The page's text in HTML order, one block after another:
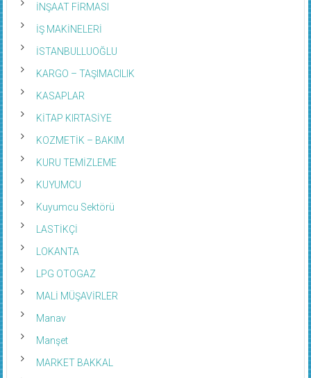
İNŞAAT FİRMASI
İŞ MAKİNELERİ
İSTANBULLUOĞLU
KARGO – TAŞIMACILIK
KASAPLAR
KİTAP KIRTASİYE
KOZMETİK – BAKIM
KURU TEMİZLEME
KUYUMCU
Kuyumcu Sektörü
LASTİKÇİ
LOKANTA
LPG OTOGAZ
MALİ MÜŞAVİRLER
Manav
Manşet
MARKET BAKKAL